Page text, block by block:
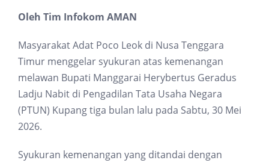
Oleh Tim Infokom AMAN
Masyarakat Adat Poco Leok di Nusa Tenggara
Timur menggelar syukuran atas kemenangan
melawan Bupati Manggarai Herybertus Geradus
Ladju Nabit di Pengadilan Tata Usaha Negara
(PTUN) Kupang tiga bulan lalu pada Sabtu, 30 Mei
2026.
Syukuran kemenangan yang ditandai dengan